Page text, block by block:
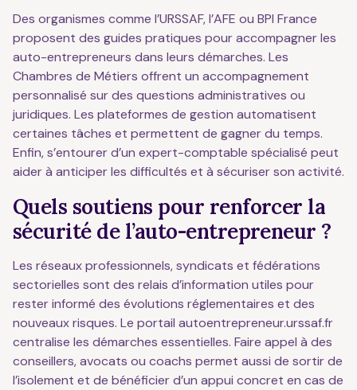
Des organismes comme l’URSSAF, l’AFE ou BPI France
proposent des guides pratiques pour accompagner les
auto-entrepreneurs dans leurs démarches. Les
Chambres de Métiers offrent un accompagnement
personnalisé sur des questions administratives ou
juridiques. Les plateformes de gestion automatisent
certaines tâches et permettent de gagner du temps.
Enfin, s’entourer d’un expert-comptable spécialisé peut
aider à anticiper les difficultés et à sécuriser son activité.
Quels soutiens pour renforcer la
sécurité de l’auto-entrepreneur ?
Les réseaux professionnels, syndicats et fédérations
sectorielles sont des relais d’information utiles pour
rester informé des évolutions réglementaires et des
nouveaux risques. Le portail autoentrepreneur.urssaf.fr
centralise les démarches essentielles. Faire appel à des
conseillers, avocats ou coachs permet aussi de sortir de
l’isolement et de bénéficier d’un appui concret en cas de